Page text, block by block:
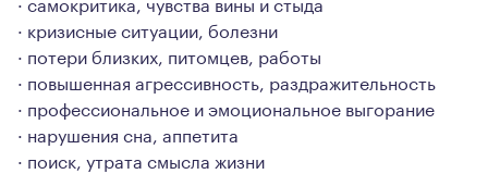
· кризисные ситуации, болезни
· потери близких, питомцев, работы
· повышенная агрессивность, раздражительность
· профессиональное и эмоциональное выгорание
· нарушения сна, аппетита
· поиск, утрата смысла жизни